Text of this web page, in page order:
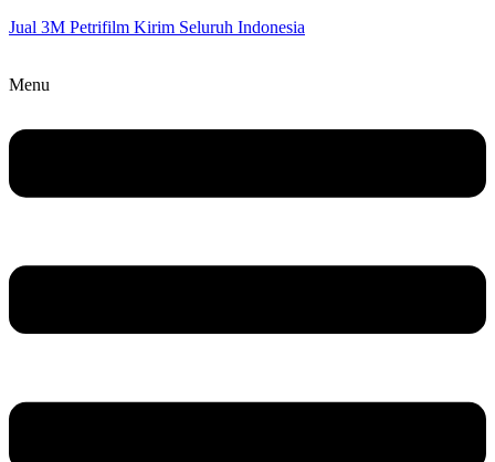
Jual 3M Petrifilm Kirim Seluruh Indonesia
Menu